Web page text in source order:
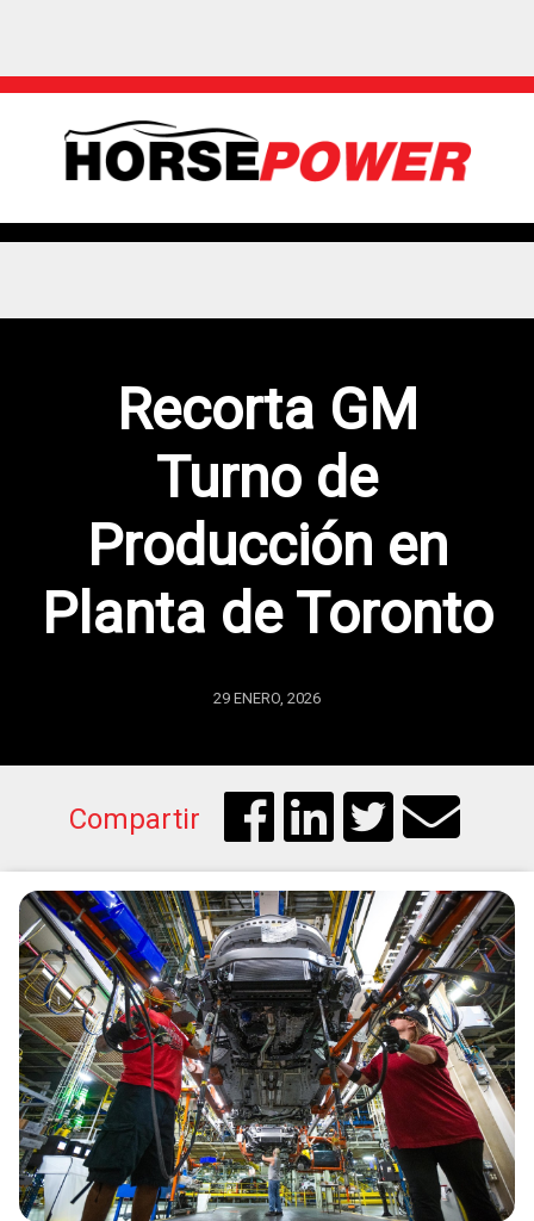
Recorta GM
Turno de
Producción en
Planta de Toronto
29 ENERO, 2026
Compartir